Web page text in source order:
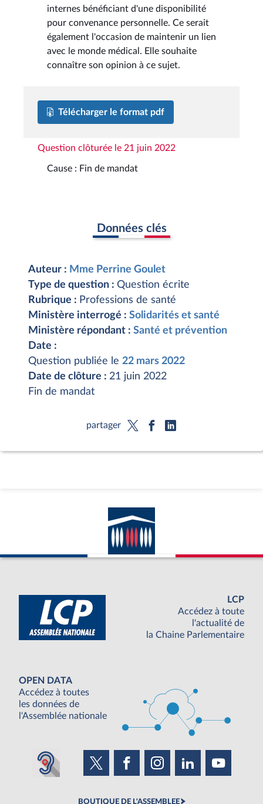
internes bénéficiant d'une disponibilité
pour convenance personnelle. Ce serait
également l'occasion de maintenir un lien
avec le monde médical. Elle souhaite
connaître son opinion à ce sujet.
Télécharger le format pdf
Question clôturée le 21 juin 2022
Cause : Fin de mandat
Données clés
Auteur : Mme Perrine Goulet
Type de question : Question écrite
Rubrique : Professions de santé
Ministère interrogé : Solidarités et santé
Ministère répondant : Santé et prévention
Date :
Question publiée le 22 mars 2022
Date de clôture : 21 juin 2022
Fin de mandat
partager
LCP
Accédez à toute
l'actualité de
la Chaine Parlementaire
OPEN DATA
Accédez à toutes
les données de
l'Assemblée nationale
BOUTIQUE DE L'ASSEMBLEE